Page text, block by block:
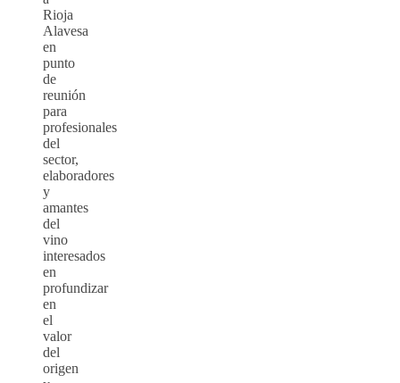
Rioja
Alavesa
en
punto
de
reunión
para
profesionales
del
sector,
elaboradores
y
amantes
del
vino
interesados
en
profundizar
en
el
valor
del
origen